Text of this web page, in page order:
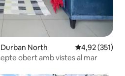
North 4,92 de
4,92 (351)
obert amb vistes al mar